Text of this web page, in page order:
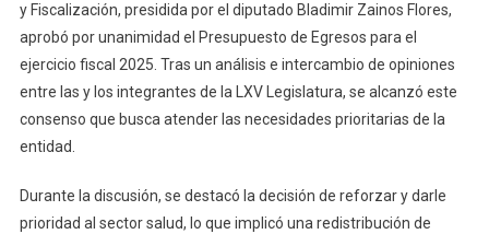
Y
Fiscalización
Presupuesto
De
Egresos
y Fiscalización, presidida por el diputado Bladimir Zainos Flores,
aprobó por unanimidad el Presupuesto de Egresos para el
ejercicio fiscal 2025. Tras un análisis e intercambio de opiniones
entre las y los integrantes de la LXV Legislatura, se alcanzó este
consenso que busca atender las necesidades prioritarias de la
entidad.
Durante la discusión, se destacó la decisión de reforzar y darle
prioridad al sector salud, lo que implicó una redistribución de